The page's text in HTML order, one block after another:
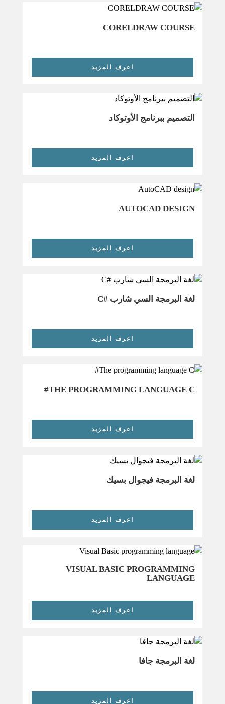
CORELDRAW COURSE
اعرف المزيد
التصميم ببرنامج الأوتوكاد
اعرف المزيد
AUTOCAD DESIGN
اعرف المزيد
لغة البرمجة السي شارب #C
اعرف المزيد
THE PROGRAMMING LANGUAGE C#
اعرف المزيد
لغة البرمجة فيجوال بسيك
اعرف المزيد
VISUAL BASIC PROGRAMMING
LANGUAGE
اعرف المزيد
لغة البرمجة جافا
اعرف المزيد